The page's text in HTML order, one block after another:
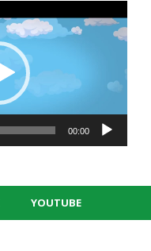
الفيديو
00:00
YOUTUBE